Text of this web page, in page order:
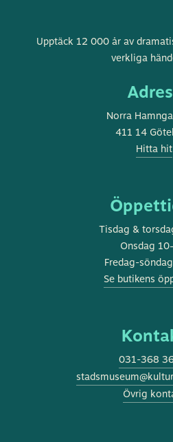
Göteborgs
Upptäck 12 000 år av
verkliga
Norra
411 14
Hitta hit
Tisdag &
Onsdag
Fredag-
Se butikens
031-368
Övrig